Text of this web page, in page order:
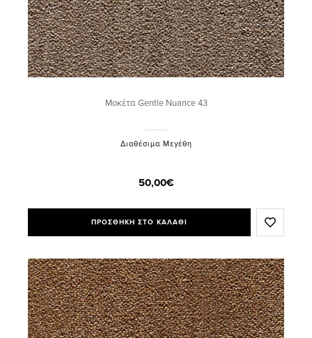
Μοκέτα Gentle Nuance 43
Διαθέσιμα Μεγέθη
50,00€
ΠΡΟΣΘΗΚΗ ΣΤΟ ΚΑΛΑΘΙ